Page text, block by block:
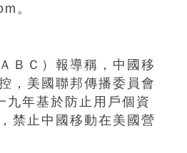
。
ＢＣ）報導稱，中國移
，美國聯邦傳播委員會
九年基於防止用戶個資
禁止中國移動在美國營